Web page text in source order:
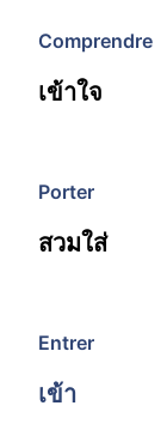
Comprendre
เข้าใจ
Porter
สวมใส่
Entrer
เข้า